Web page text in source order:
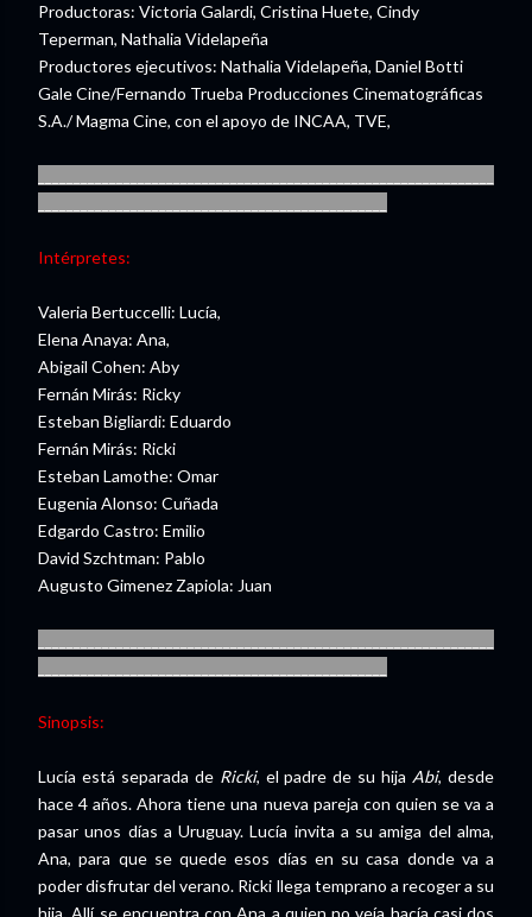
Productoras: Victoria Galardi, Cristina Huete, Cindy
Teperman, Nathalia Videlapeña
Productores ejecutivos: Nathalia Videlapeña, Daniel Botti
Gale Cine/Fernando Trueba Producciones Cinematográficas
S.A./ Magma Cine, con el apoyo de INCAA, TVE,
Intérpretes:
Valeria Bertuccelli: Lucía,
Elena Anaya: Ana,
Abigail Cohen: Aby
Fernán Mirás: Ricky
Esteban Bigliardi: Eduardo
Fernán Mirás: Ricki
Esteban Lamothe: Omar
Eugenia Alonso: Cuñada
Edgardo Castro: Emilio
David Szchtman: Pablo
Augusto Gimenez Zapiola: Juan
Sinopsis:
Lucía está separada de Ricki, el padre de su hijaAbi, desde
hace 4 años. Ahora tiene una nueva pareja con quien se va a
pasar unos días a Uruguay. Lucía invita a su amiga del alma,
Ana, para que se quede esos días en su casa donde va a
poder disfrutar del verano. Ricki llega temprano a recoger a su